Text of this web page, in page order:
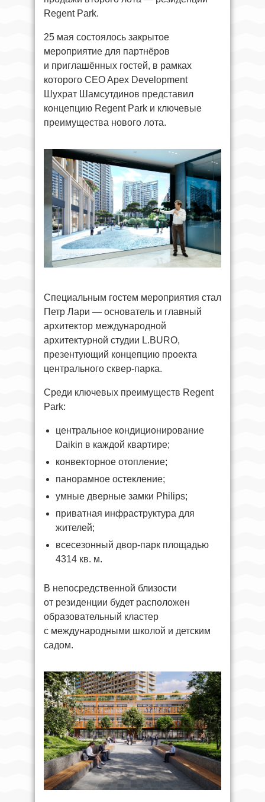
Regent Park.
25 мая состоялось закрытое
мероприятие для партнёров
и приглашённых гостей, в рамках
которого CEO Apex Development
Шухрат Шамсутдинов представил
концепцию Regent Park и ключевые
преимущества нового лота.
Специальным гостем мероприятия стал
Петр Лари — основатель и главный
архитектор международной
архитектурной студии L.BURO,
презентующий концепцию проекта
центрального сквер-парка.
Среди ключевых преимуществ Regent
Park:
центральное кондиционирование
Daikin в каждой квартире;
конвекторное отопление;
панорамное остекление;
умные дверные замки Philips;
приватная инфраструктура для
жителей;
всесезонный двор-парк площадью
4314 кв. м.
В непосредственной близости
от резиденции будет расположен
образовательный кластер
с международными школой и детским
садом.